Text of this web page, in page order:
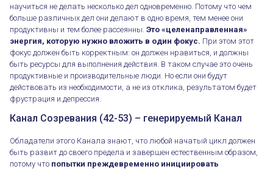
научиться не делать несколько дел одновременно. Потому что чем
больше различных дел они делают в одно время, тем менее они
продуктивны и тем более рассеянны. Это «целенаправленная»
энергия, которую нужно вложить в один фокус. При этом этот
фокус должен быть корректным: он должен нравиться, и должны
быть ресурсы для выполнения действия. В таком случае это очень
продуктивные и производительные люди. Но если они будут
действовать из необходимости, а не из отклика, результатом будет
фрустрация и депрессия.
Канал Созревания (42-53) – генерируемый Канал
Обладатели этого Канала знают, что любой начатый цикл должен
быть развит до своего предела и завершен естественным образом,
потому что попытки преждевременно инициировать